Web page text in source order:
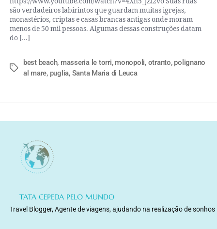
são verdadeiros labirintos que guardam muitas igrejas,
monastérios, criptas e casas brancas antigas onde moram
menos de 50 mil pessoas. Algumas dessas construções datam
do […]
best beach, masseria le torri, monopoli, otranto, polignano
al mare, puglia, Santa Maria di Leuca
TATA CEPEDA PELO MUNDO
Travel Blogger, Agente de viagens, ajudando na realização de sonhos